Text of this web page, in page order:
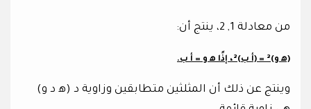
من معادلة 1, 2، ينتج أن:
(ه‍ و)² = (أ ب)²، إذًا ه‍ و = أ ب.
وينتج عن ذلك أن المثلثين متطابقين وزاوية د (ه‍ د و)